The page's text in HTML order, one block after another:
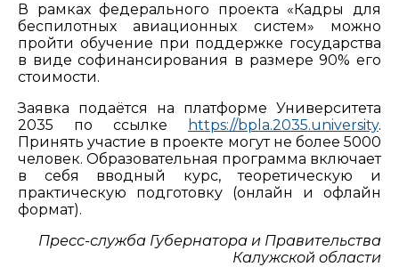
В рамках федерального проекта «Кадры для
беспилотных авиационных систем» можно
пройти обучение при поддержке государства
в виде софинансирования в размере 90% его
стоимости.
Заявка подаётся на платформе Университета
2035 по ссылке
https://bpla.2035.university.
Принять участие в проекте могут не более 5000
человек. Образовательная программа включает
в себя вводный курс, теоретическую и
практическую подготовку (онлайн и офлайн
формат).
Пресс-служба Губернатора и Правительства
Калужской области